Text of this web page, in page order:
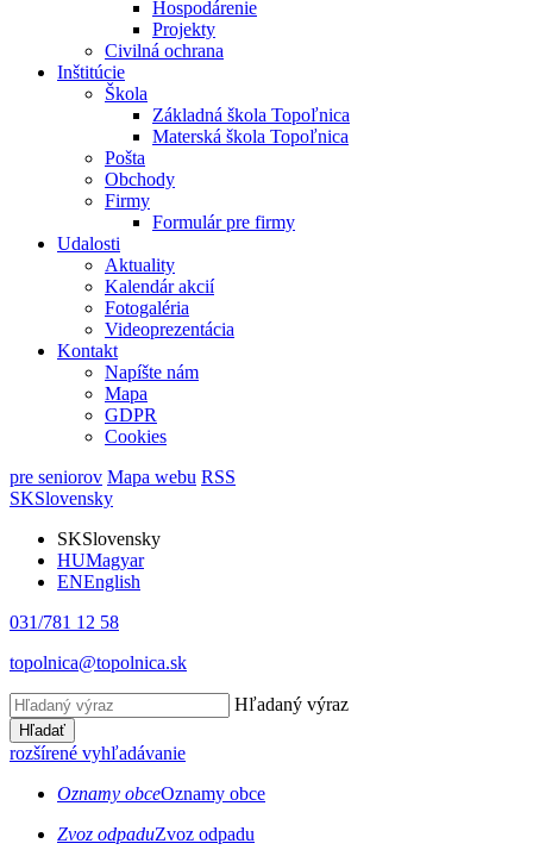
Hospodárenie
Projekty
Civilná ochrana
Inštitúcie
Škola
Základná škola Topoľnica
Materská škola Topoľnica
Pošta
Obchody
Firmy
Formulár pre firmy
Udalosti
Aktuality
Kalendár akcií
Fotogaléria
Videoprezentácia
Kontakt
Napíšte nám
Mapa
GDPR
Cookies
pre seniorov Mapa webu RSS
SKSlovensky
SKSlovensky
HUMagyar
ENEnglish
031/781 12 58
topolnica@topolnica.sk
Hľadaný výraz
Hľadať
rozšírené vyhľadávanie
Oznamy obceOznamy obce
Zvoz odpaduZvoz odpadu